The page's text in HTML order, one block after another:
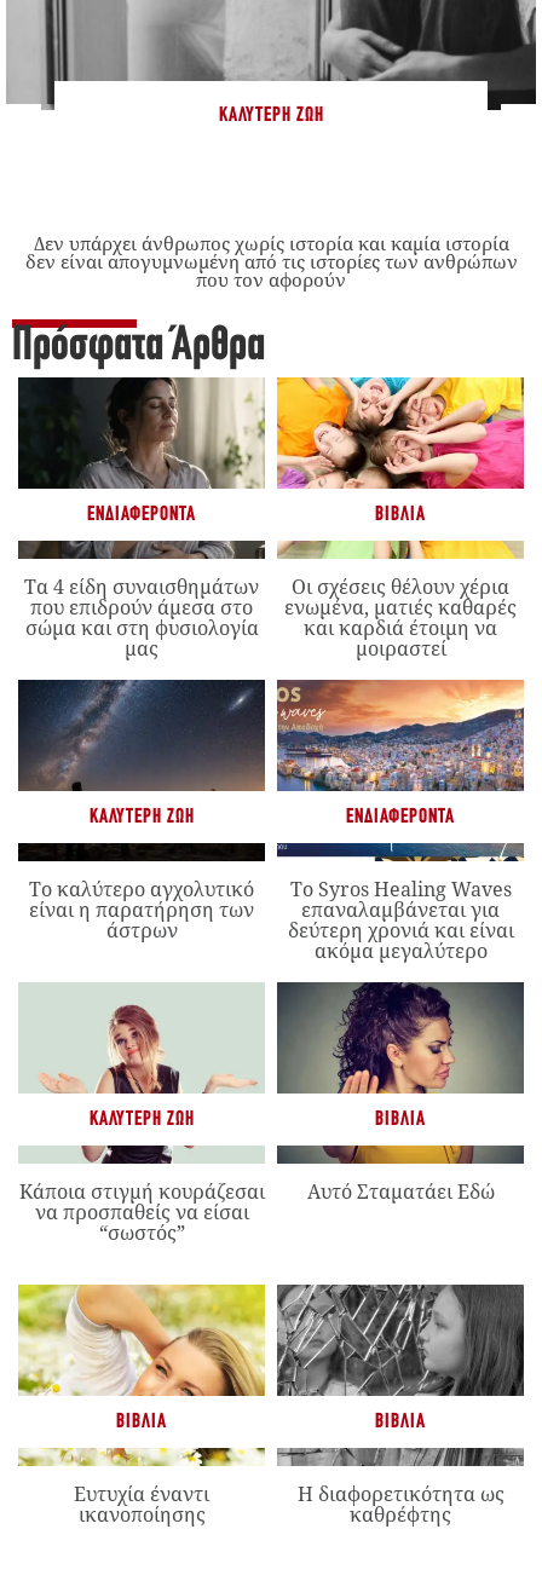
ΚΑΛΎΤΕΡΗ ΖΩΉ
Δεν υπάρχει άνθρωπος χωρίς ιστορία και καμία ιστορία
δεν είναι απογυμνωμένη από τις ιστορίες των ανθρώπων
που τον αφορούν
Πρόσφατα Άρθρα
ΕΝΔΙΑΦΈΡΟΝΤΑ
Τα 4 είδη συναισθημάτων
που επιδρούν άμεσα στο
σώμα και στη φυσιολογία
μας
ΒΙΒΛΊΑ
Οι σχέσεις θέλουν χέρια
ενωμένα, ματιές καθαρές
και καρδιά έτοιμη να
μοιραστεί
ΚΑΛΎΤΕΡΗ ΖΩΉ
Το καλύτερο αγχολυτικό
είναι η παρατήρηση των
άστρων
ΕΝΔΙΑΦΈΡΟΝΤΑ
Το Syros Healing Waves
επαναλαμβάνεται για
δεύτερη χρονιά και είναι
ακόμα μεγαλύτερο
ΚΑΛΎΤΕΡΗ ΖΩΉ
Κάποια στιγμή κουράζεσαι
να προσπαθείς να είσαι
“σωστός”
ΒΙΒΛΊΑ
Αυτό Σταματάει Εδώ
ΒΙΒΛΊΑ
Ευτυχία έναντι
ικανοποίησης
ΒΙΒΛΊΑ
Η διαφορετικότητα ως
καθρέφτης